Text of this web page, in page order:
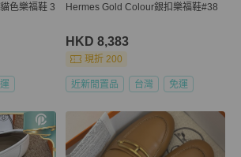
色樂福鞋 3
Hermes Gold Colour銀扣樂福鞋#38
HKD 8,383
現折 200
近新閒置品 台灣 免運